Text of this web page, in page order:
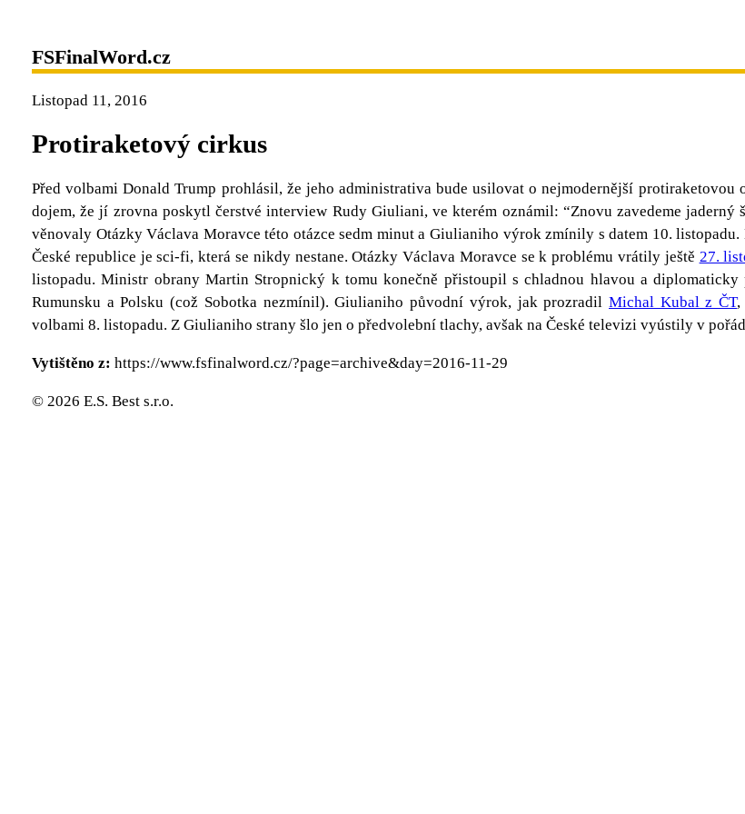
FSFinalWord.cz
Listopad 11, 2016
Protiraketový cirkus
Před volbami Donald Trump prohlásil, že jeho administrativa bude usilovat o nejmodernější protiraketovou
dojem, že jí zrovna poskytl čerstvé interview Rudy Giuliani, ve kterém oznámil: “Znovu zavedeme
věnovaly Otázky Václava Moravce této otázce sedm minut a Giulianiho výrok zmínily s datem 10.
České republice je sci-fi, která se nikdy nestane. Otázky Václava Moravce se k problému vrátily ještě 27.
listopadu. Ministr obrany Martin Stropnický k tomu konečně přistoupil s chladnou hlavou a
Rumunsku a Polsku (což Sobotka nezmínil). Giulianiho původní výrok, jak prozradil Michal Kubal z ČT,
volbami 8. listopadu. Z Giulianiho strany šlo jen o předvolební tlachy, avšak na České televizi vyústily v
Vytištěno z: https://www.fsfinalword.cz/?page=archive&day=2016-11-29
© 2026 E.S. Best s.r.o.